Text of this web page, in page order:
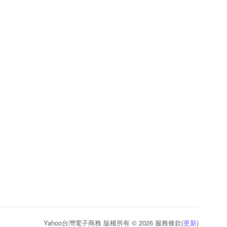
Yahoo台灣電子商務 版權所有 © 2026 服務條款(更新)